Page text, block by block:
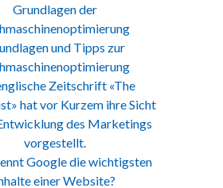
Grundlagen der
und Tipps zur
Zeitschrift «The
hat vor Kurzem ihre Sicht
des Marketings
vorgestellt.
Google die wichtigsten
einer Website?